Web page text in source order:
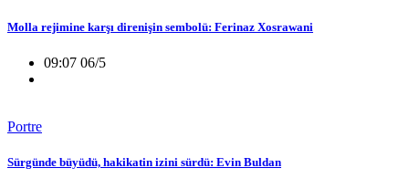
Molla rejimine karşı direnişin sembolü: Ferinaz Xosrawani
09:07 06/5
Portre
Sürgünde büyüdü, hakikatin izini sürdü: Evin Buldan